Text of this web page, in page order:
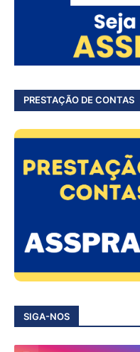
PRESTAÇÃO DE CONTAS
SIGA-NOS